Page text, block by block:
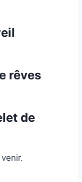
rêves
de